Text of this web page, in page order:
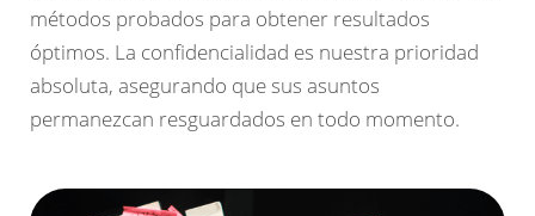
métodos probados para obtener resultados
óptimos. La confidencialidad es nuestra prioridad
absoluta, asegurando que sus asuntos
permanezcan resguardados en todo momento.